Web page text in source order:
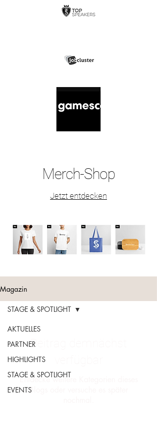
Merch-Shop
Jetzt entdecken
Magazin
AKTUELLES
PARTNER
HIGHLIGHTS
STAGE & SPOTLIGHT
EVENTS
STAGE & SPOTLIGHT
Beitrag demnächst
Entdecke weitere Kategorien dieses
Blogs oder versuche es später